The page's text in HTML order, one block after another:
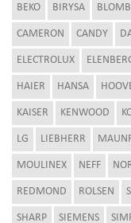
BEKO BIRYSA
CAMERON CANDY
ELECTROLUX
HAIER HANSA
KAISER KENWOOD
LG LIEBHERR
MOULINEX NEFF
REDMOND ROLSEN
SHARP SIEMENS